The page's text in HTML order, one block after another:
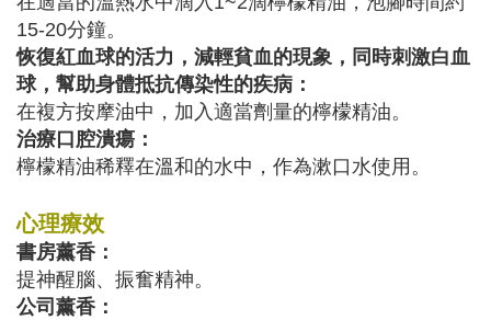
15-20分鐘。
恢復紅血球的活力，減輕貧血的現象，同時刺激白血
球，幫助身體抵抗傳染性的疾病：
在複方按摩油中，加入適當劑量的檸檬精油。
治療口腔潰瘍：
檸檬精油稀釋在溫和的水中，作為漱口水使用。
心理療效
書房薰香：
提神醒腦、振奮精神。
公司薰香：